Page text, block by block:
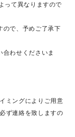
って異なりますので
ので、予めご了承下
わせくださいま
ミングによりご用意
ず連絡を致しますの